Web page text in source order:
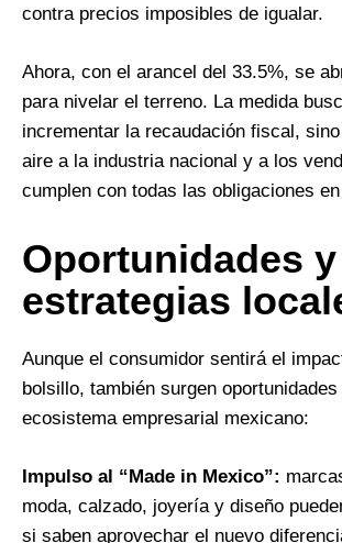
contra precios imposibles de igualar.
Ahora, con el arancel del 33.5%, se
para nivelar el terreno. La medida
incrementar la recaudación fiscal,
aire a la industria nacional y a los
cumplen con todas las obligaciones
Oportunidades y
estrategias
Aunque el consumidor sentirá el
bolsillo, también surgen oportunidades
ecosistema empresarial mexicano:
Impulso al “Made in Mexico”:
moda, calzado, joyería y diseño
si saben aprovechar el nuevo